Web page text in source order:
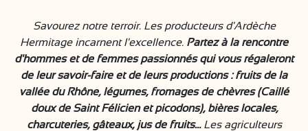
Savourez notre terroir. Les producteurs d'Ardèche
Hermitage incarnent l'excellence. Partez à la rencontre
d'hommes et de femmes passionnés qui vous régaleront
de leur savoir-faire et de leurs productions : fruits de la
vallée du Rhône, légumes, fromages de chèvres (Caillé
doux de Saint Félicien et picodons), bières locales,
charcuteries, gâteaux, jus de fruits…Les agriculteurs